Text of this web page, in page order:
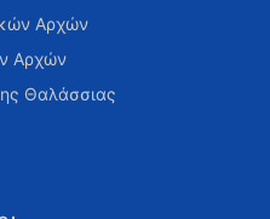
Αρχών
Αρχών
Θαλάσσιας